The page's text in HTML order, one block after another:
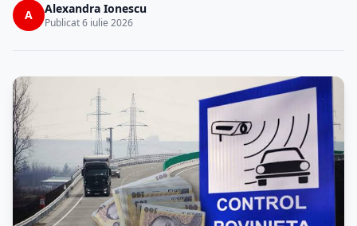
A Alexandra Ionescu
Publicat 6 iulie 2026